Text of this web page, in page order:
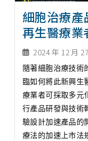
細胞治療產
再生醫療業
2024 年 12 月
隨著細胞治療技術
臨如何將此新興生
療業者可採取多元
行產品研發與技術
驗設計加速產品的
療法的加速上市法